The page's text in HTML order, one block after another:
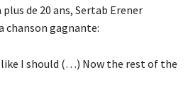
de 20 ans, Sertab Erener
chanson gagnante:
like I should (…) Now the rest of the